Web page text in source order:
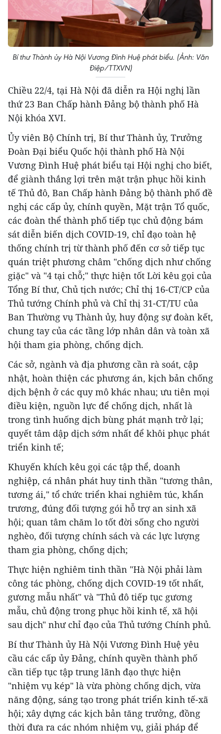
Bí thư Thành ủy Hà Nội Vương Đình Huệ phát biểu. (Ảnh: Văn
Điệp/TTXVN)
Chiều 22/4, tại Hà Nội đã diễn ra Hội nghị lần
thứ 23 Ban Chấp hành Đảng bộ thành phố Hà
Nội khóa XVI.
Ủy viên Bộ Chính trị, Bí thư Thành ủy, Trưởng
Đoàn Đại biểu Quốc hội thành phố Hà Nội
Vương Đình Huệ phát biểu tại Hội nghị cho biết,
để giành thắng lợi trên mặt trận phục hồi kinh
tế Thủ đô, Ban Chấp hành Đảng bộ thành phố đề
nghị các cấp ủy, chính quyền, Mặt trận Tổ quốc,
các đoàn thể thành phố tiếp tục chủ động bám
sát diễn biến dịch COVID-19, chỉ đạo toàn hệ
thống chính trị từ thành phố đến cơ sở tiếp tục
quán triệt phương châm "chống dịch như chống
giặc" và "4 tại chỗ;" thực hiện tốt Lời kêu gọi của
Tổng Bí thư, Chủ tịch nước; Chỉ thị 16-CT/CP của
Thủ tướng Chính phủ và Chỉ thị 31-CT/TU của
Ban Thường vụ Thành ủy, huy động sự đoàn kết,
chung tay của các tầng lớp nhân dân và toàn xã
hội tham gia phòng, chống dịch.
Các sở, ngành và địa phương cần rà soát, cập
nhật, hoàn thiện các phương án, kịch bản chống
dịch bệnh ở các quy mô khác nhau; ưu tiên mọi
điều kiện, nguồn lực để chống dịch, nhất là
trong tình huống dịch bùng phát mạnh trở lại;
quyết tâm dập dịch sớm nhất để khôi phục phát
triển kinh tế;
Khuyến khích kêu gọi các tập thể, doanh
nghiệp, cá nhân phát huy tinh thần "tương thân,
tương ái," tổ chức triển khai nghiêm túc, khẩn
trương, đúng đối tượng gói hỗ trợ an sinh xã
hội; quan tâm chăm lo tốt đời sống cho người
nghèo, đối tượng chính sách và các lực lượng
tham gia phòng, chống dịch;
Thực hiện nghiêm tinh thần "Hà Nội phải làm
công tác phòng, chống dịch COVID-19 tốt nhất,
gương mẫu nhất" và "Thủ đô tiếp tục gương
mẫu, chủ động trong phục hồi kinh tế, xã hội
sau dịch" như chỉ đạo của Thủ tướng Chính phủ.
Bí thư Thành ủy Hà Nội Vương Đình Huệ yêu
cầu các cấp ủy Đảng, chính quyền thành phố
cần tiếp tục tập trung lãnh đạo thực hiện
"nhiệm vụ kép" là vừa phòng chống dịch, vừa
năng động, sáng tạo trong phát triển kinh tế-xã
hội; xây dựng các kịch bản tăng trưởng, đồng
thời đưa ra các nhóm nhiệm vụ, giải pháp để